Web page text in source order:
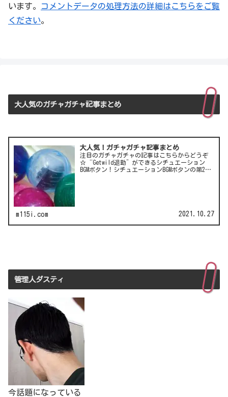
います。
コメントデータの処理方法の詳細はこちらをご覧
ください。
大人気のガチャガチャ記事まとめ
大人気！ガチャガチャ記事まとめ
注目のガチャガチャの記事はこちらからどうぞ
☆“Getwild退勤”ができるシチュエーション
BGMボタン！シチュエーションBGMボタンの第2
m115i.com 2021.10.27
管理人ダスティ
今話題になっている